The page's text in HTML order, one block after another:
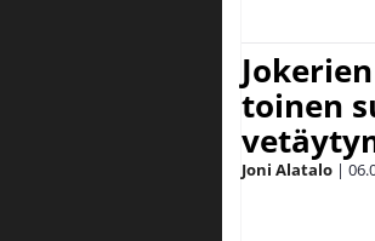
toinen
Joni Alatalo |